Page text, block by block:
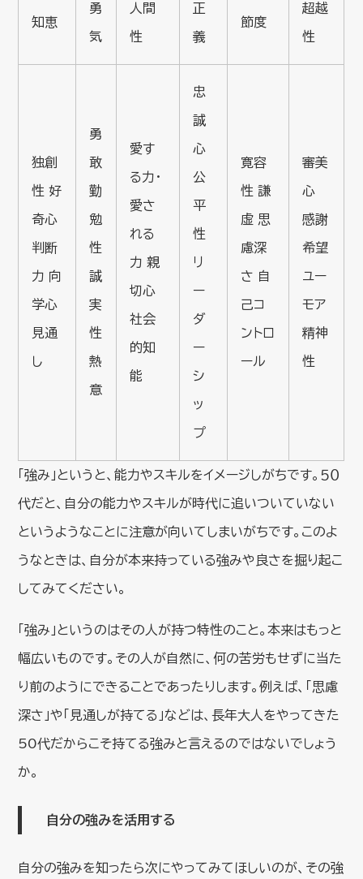
知恵
勇
気
人間
性
正
義
節度
超越
性
独創
性 好
奇心
判断
力 向
学心
見通
し
勇
敢
勤
勉
性
誠
実
性
熱
意
愛す
る力・
愛さ
れる
力 親
切心
社会
的知
能
忠
誠
心
公
平
性
リ
ー
ダ
ー
シ
ッ
プ
寛容
性 謙
虚 思
慮深
さ 自
己コ
ントロ
ール
審美
心
感謝
希望
ユー
モア
精神
性
「強み」というと、能力やスキルをイメージしがちです。５０
代だと、自分の能力やスキルが時代に追いついていない
というようなことに注意が向いてしまいがちです。このよ
うなときは、自分が本来持っている強みや良さを掘り起こ
してみてください。
「強み」というのはその人が持つ特性のこと。本来はもっと
幅広いものです。その人が自然に、何の苦労もせずに当た
り前のようにできることであったりします。例えば、「思慮
深さ」や「見通しが持てる」などは、長年大人をやってきた
50代だからこそ持てる強みと言えるのではないでしょう
か。
自分の強みを活用する
自分の強みを知ったら次にやってみてほしいのが、その強